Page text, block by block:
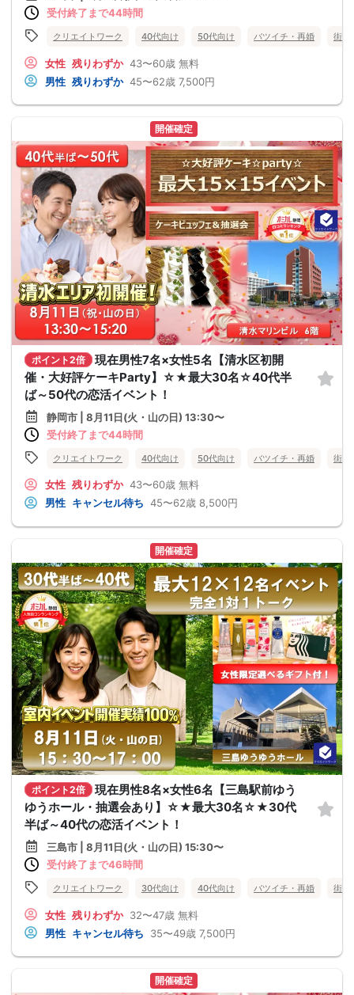
受付終了まで44時間
クリエイトワーク 40代向け 50代向け バツイチ・再婚 街コ
女性 残りわずか 43〜60歳 無料
男性 残りわずか 45〜62歳 7,500円
開催確定
ポイント2倍
現在男性7名×女性5名【清水区初開
催・大好評ケーキParty】☆★最大30名☆40代半
ば～50代の恋活イベント！
静岡市 | 8月11日(火・山の日) 13:30〜
受付終了まで44時間
クリエイトワーク 40代向け 50代向け バツイチ・再婚 街コ
女性 残りわずか 43〜60歳 無料
男性 キャンセル待ち 45〜62歳 8,500円
開催確定
ポイント2倍
現在男性8名×女性6名【三島駅前ゆう
ゆうホール・抽選会あり】☆★最大30名☆★30代
半ば～40代の恋活イベント！
三島市 | 8月11日(火・山の日) 15:30〜
受付終了まで46時間
クリエイトワーク 30代向け 40代向け バツイチ・再婚 街コ
女性 残りわずか 32〜47歳 無料
男性 キャンセル待ち 35〜49歳 7,500円
開催確定